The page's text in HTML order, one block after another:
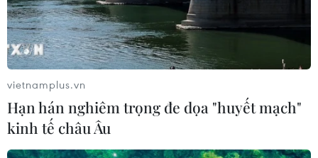
vietnamplus.vn
Hạn hán nghiêm trọng đe dọa "huyết mạch"
kinh tế châu Âu